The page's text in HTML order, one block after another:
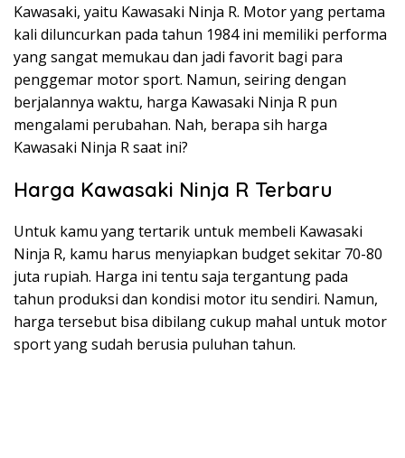
Kawasaki, yaitu Kawasaki Ninja R. Motor yang pertama
kali diluncurkan pada tahun 1984 ini memiliki performa
yang sangat memukau dan jadi favorit bagi para
penggemar motor sport. Namun, seiring dengan
berjalannya waktu, harga Kawasaki Ninja R pun
mengalami perubahan. Nah, berapa sih harga
Kawasaki Ninja R saat ini?
Harga Kawasaki Ninja R Terbaru
Untuk kamu yang tertarik untuk membeli Kawasaki
Ninja R, kamu harus menyiapkan budget sekitar 70-80
juta rupiah. Harga ini tentu saja tergantung pada
tahun produksi dan kondisi motor itu sendiri. Namun,
harga tersebut bisa dibilang cukup mahal untuk motor
sport yang sudah berusia puluhan tahun.